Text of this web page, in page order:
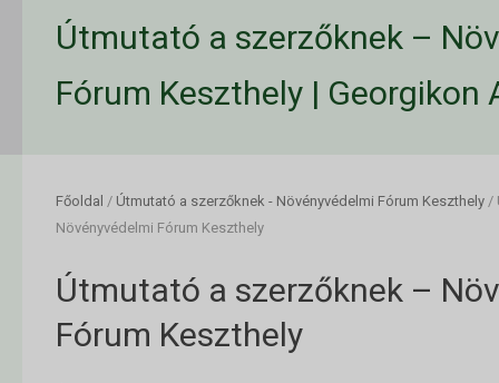
Útmutató a szerzőknek –
Fórum Keszthely | Georgikon
Főoldal / Útmutató a szerzőknek - Növényvédelmi Fórum Keszthely /
Növényvédelmi Fórum Keszthely
Útmutató a szerzőknek –
Fórum Keszthely